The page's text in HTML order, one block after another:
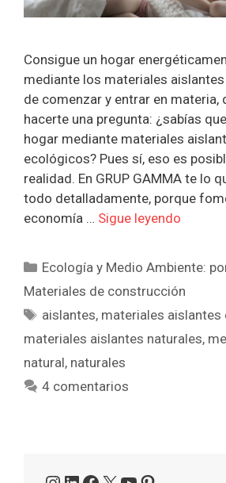
Consigue un hogar
mediante los materiales
de comenzar y entrar en materia,
hacerte una pregunta: ¿sabías
hogar mediante materiales
ecológicos? Pues sí, eso es
realidad. En GRUP GAMMA te lo
todo detalladamente, porque
economía … Sigue leyendo
Categorías
Ecología y Medio Ambiente:
Materiales de construcción
Etiquetas
aislantes, materiales
materiales aislantes naturales,
natural, naturales
4 comentarios